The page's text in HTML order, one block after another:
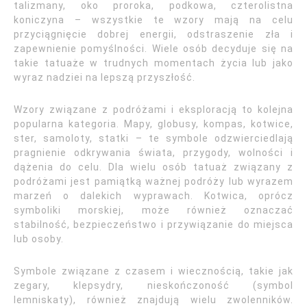
talizmany, oko proroka, podkowa, czterolistna
koniczyna – wszystkie te wzory mają na celu
przyciągnięcie dobrej energii, odstraszenie zła i
zapewnienie pomyślności. Wiele osób decyduje się na
takie tatuaże w trudnych momentach życia lub jako
wyraz nadziei na lepszą przyszłość.
Wzory związane z podróżami i eksploracją to kolejna
popularna kategoria. Mapy, globusy, kompas, kotwice,
ster, samoloty, statki – te symbole odzwierciedlają
pragnienie odkrywania świata, przygody, wolności i
dążenia do celu. Dla wielu osób tatuaż związany z
podróżami jest pamiątką ważnej podróży lub wyrazem
marzeń o dalekich wyprawach. Kotwica, oprócz
symboliki morskiej, może również oznaczać
stabilność, bezpieczeństwo i przywiązanie do miejsca
lub osoby.
Symbole związane z czasem i wiecznością, takie jak
zegary, klepsydry, nieskończoność (symbol
lemniskaty), również znajdują wielu zwolenników.